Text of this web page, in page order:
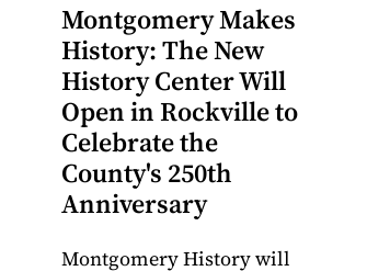
Montgomery Makes
History: The New
History Center Will
Open in Rockville to
Celebrate the
County's 250th
Anniversary
Montgomery History will